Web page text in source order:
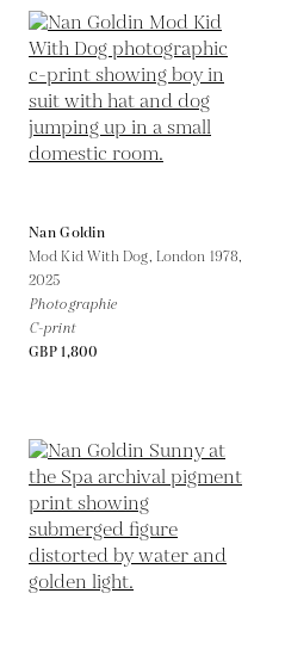
Nan Goldin
Mod Kid With Dog, London 1978,
2025
Photographie
C-print
GBP 1,800